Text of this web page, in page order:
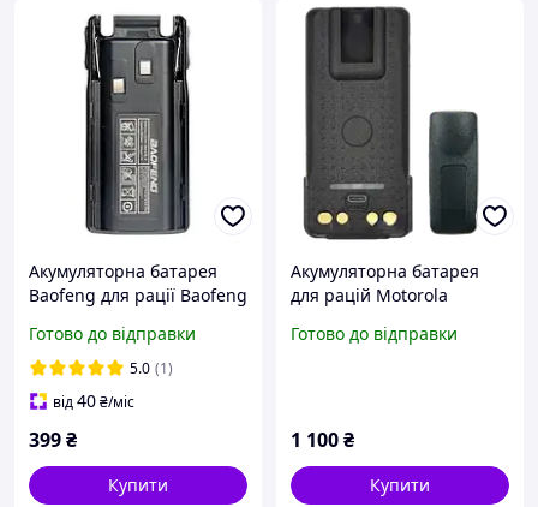
Акумуляторна батарея
Baofeng для рації Baofeng
Акумулятор для Baofeng
UV82
Готово до відправки
5.0 (1)
від40₴/міс
399₴
Купити
Акумуляторна батарея
для рацій Motorola
mAh), type-c
Готово до відправки
1 100₴
Купити